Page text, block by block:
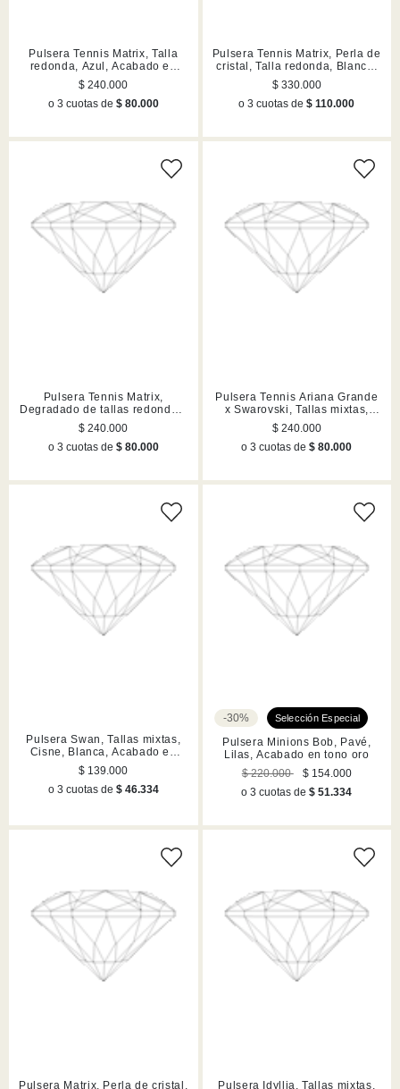
Pulsera Tennis Matrix, Talla
redonda, Azul, Acabado en
rutenio
$ 240.000
o 3 cuotas de $ 80.000
Pulsera Tennis Matrix, Perla de
cristal, Talla redonda, Blanca,
Acabado en tono oro
$ 330.000
o 3 cuotas de$ 110.000
Pulsera Tennis Matrix,
Degradado de tallas redondas,
Lilas, Acabado en rodio
$ 240.000
o 3 cuotas de $ 80.000
Pulsera Tennis Ariana Grande
x Swarovski, Tallas mixtas,
Lilas, Acabado en rodio
$ 240.000
o 3 cuotas de$ 80.000
Pulsera Swan, Tallas mixtas,
Cisne, Blanca, Acabado en
tono oro rosa
$ 139.000
o 3 cuotas de $ 46.334
-30%
Pulsera Minions Bob, Pavé,
Lilas, Acabado en tono oro
$ 220.000
$ 154.000
o 3 cuotas de$ 51.334
Pulsera Matrix, Perla de cristal,
Pulsera Idyllia, Tallas mixtas,